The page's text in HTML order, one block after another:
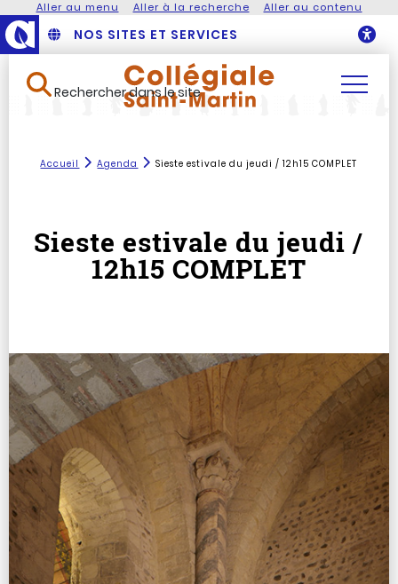
Aller au menu Aller à la recherche Aller au contenu
NOS SITES ET SERVICES
Rechercher dans le site
Accueil Agenda Sieste estivale du jeudi / 12h15 COMPLET
Sieste estivale du jeudi /
12h15 COMPLET